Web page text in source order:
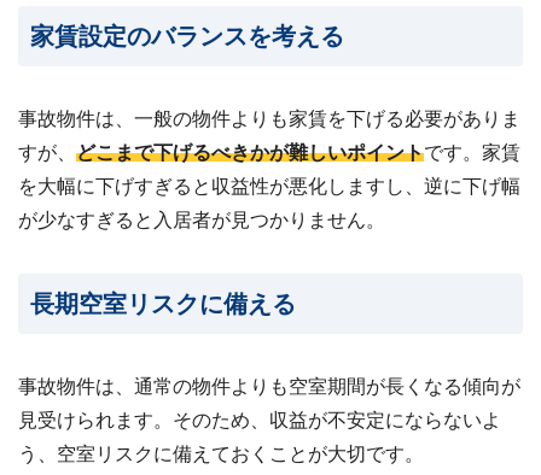
家賃設定のバランスを考える
事故物件は、一般の物件よりも家賃を下げる必要がありま
すが、 どこまで下げるべきかが難しいポイントです。家賃
を大幅に下げすぎると収益性が悪化しますし、逆に下げ幅
が少なすぎると入居者が見つかりません。
長期空室リスクに備える
事故物件は、通常の物件よりも空室期間が長くなる傾向が
見受けられます。そのため、収益が不安定にならないよ
う、空室リスクに備えておくことが大切です。